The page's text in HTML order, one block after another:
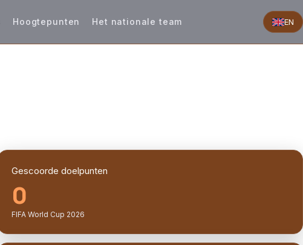
Hoogtepunten Het nationale team EN
Gescoorde doelpunten
0
FIFA World Cup 2026